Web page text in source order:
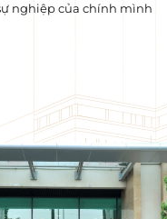
nghiệp của chính mình